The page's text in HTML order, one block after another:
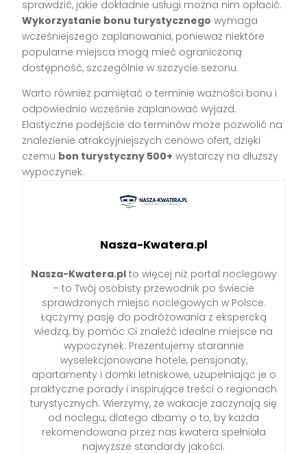
sprawdzić, jakie dokładnie usługi można nim opłacić.
Wykorzystanie bonu turystycznego wymaga
wcześniejszego zaplanowania, ponieważ niektóre
popularne miejsca mogą mieć ograniczoną
dostępność, szczególnie w szczycie sezonu.
Warto również pamiętać o terminie ważności bonu i
odpowiednio wcześnie zaplanować wyjazd.
Elastyczne podejście do terminów może pozwolić na
znalezienie atrakcyjniejszych cenowo ofert, dzięki
czemu bon turystyczny 500+ wystarczy na dłuższy
wypoczynek.
Nasza-Kwatera.pl
Nasza-Kwatera.plto więcej niż portal noclegowy
– to Twój osobisty przewodnik po świecie
sprawdzonych miejsc noclegowych w Polsce.
Łączymy pasję do podróżowania z ekspercką
wiedzą, by pomóc Ci znaleźć idealne miejsce na
wypoczynek. Prezentujemy starannie
wyselekcjonowane hotele, pensjonaty,
apartamenty i domki letniskowe, uzupełniając je o
praktyczne porady i inspirujące treści o regionach
turystycznych. Wierzymy, że wakacje zaczynają się
od noclegu, dlatego dbamy o to, by każda
rekomendowana przez nas kwatera spełniała
najwyższe standardy jakości.